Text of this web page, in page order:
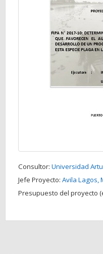
Consultor: Universidad
Jefe Proyecto: Avila Lagos,
Presupuesto del proyecto